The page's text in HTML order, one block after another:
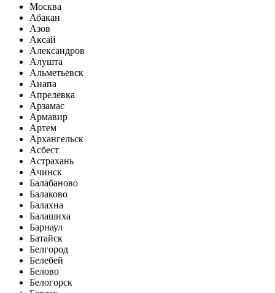
Москва
Абакан
Азов
Аксай
Александров
Алушта
Альметьевск
Анапа
Апрелевка
Арзамас
Армавир
Артем
Архангельск
Асбест
Астрахань
Ачинск
Балабаново
Балаково
Балахна
Балашиха
Барнаул
Батайск
Белгород
Белебей
Белово
Белогорск